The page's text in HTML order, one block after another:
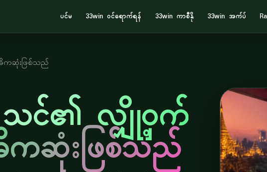
ပင်မ 33win ဝင်ရောက်ရန် 33win ကာစီနို 33win အက်ပ်
ဆုံးဖြစ်သည်
သင်၏ လျှို့ဝှက်
ဆုံးဖြစ်သည်